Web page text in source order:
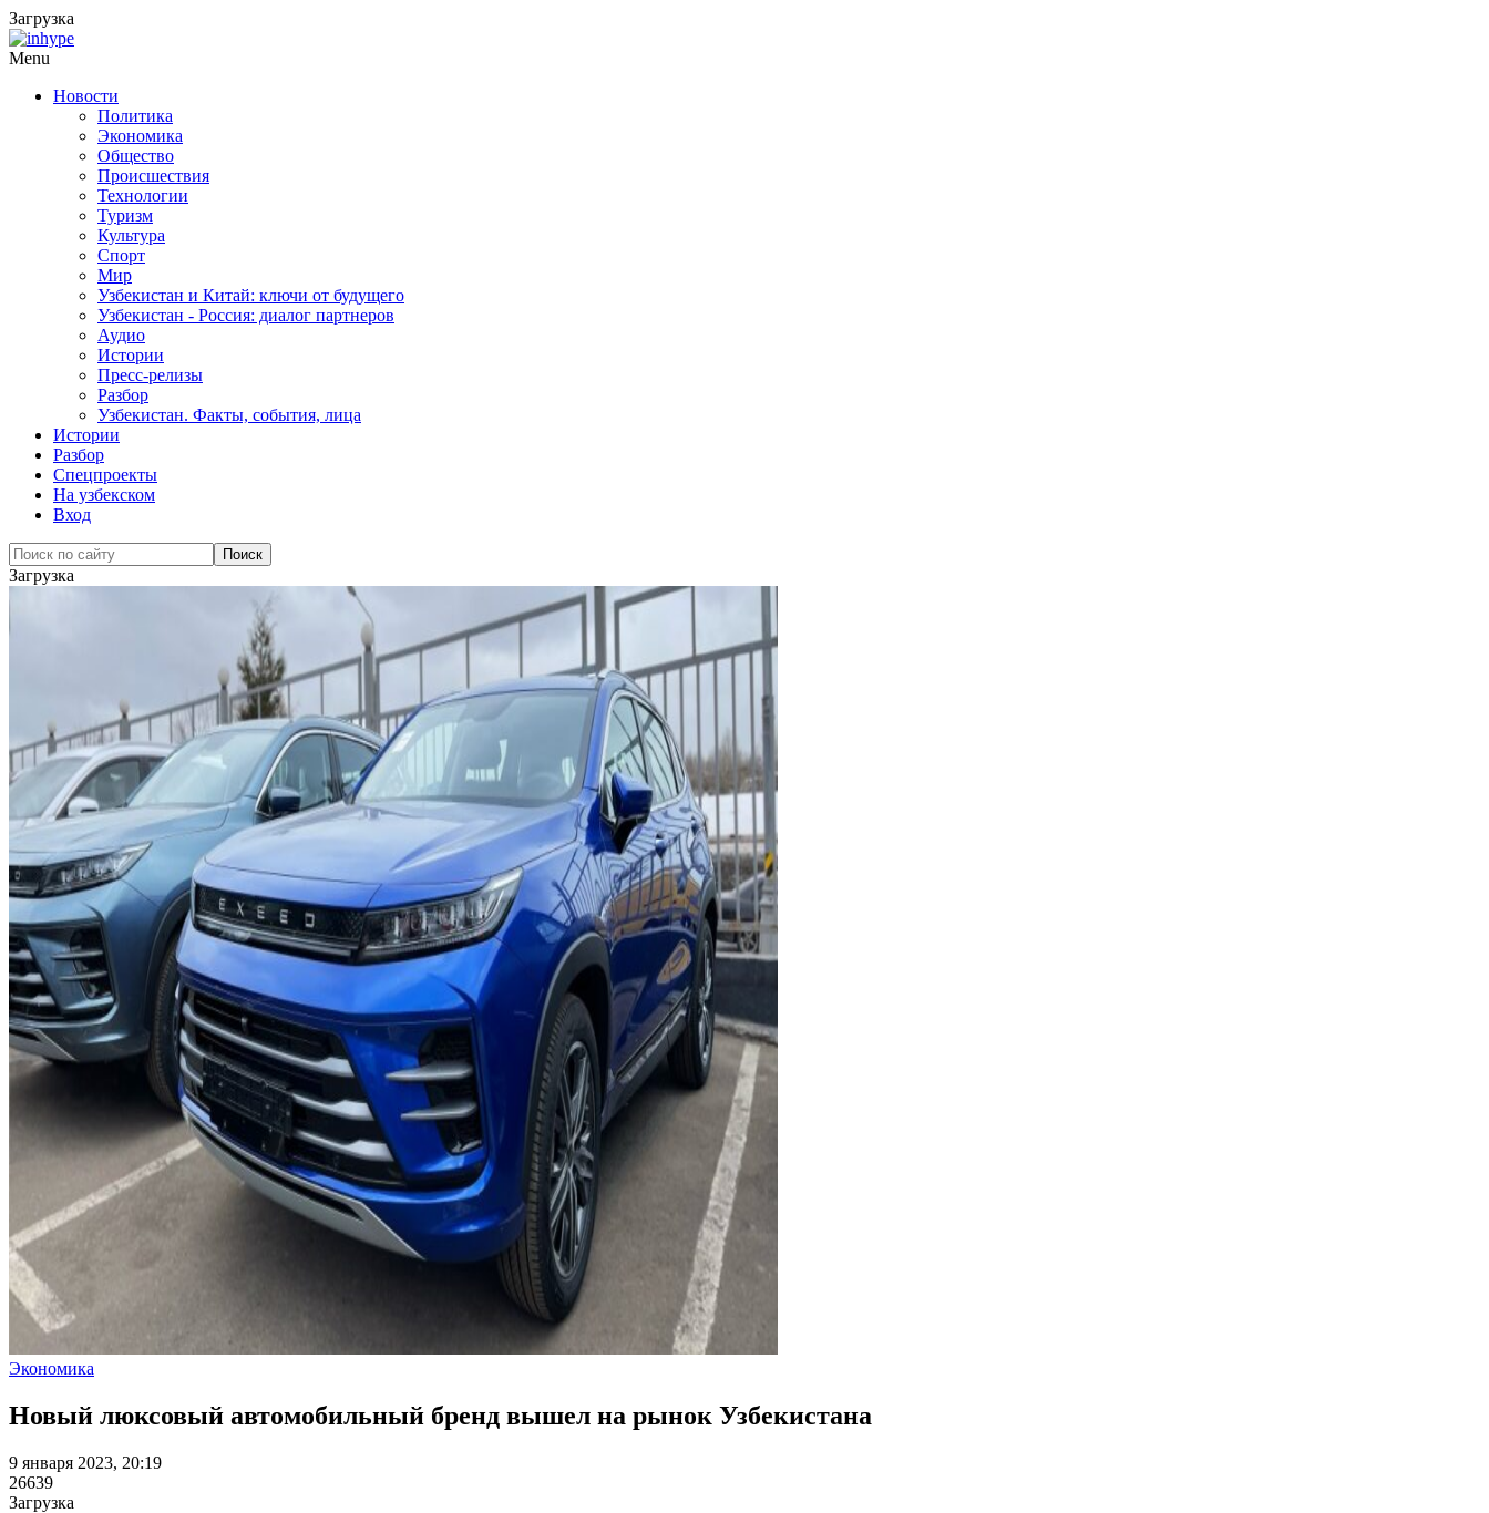
Загрузка
Menu
Новости
Политика
Экономика
Общество
Происшествия
Технологии
Туризм
Культура
Спорт
Мир
Узбекистан и Китай: ключи от будущего
Узбекистан - Россия: диалог партнеров
Аудио
Истории
Пресс-релизы
Разбор
Узбекистан. Факты, события, лица
Истории
Разбор
Спецпроекты
На узбекском
Вход
Загрузка
Экономика
Новый люксовый автомобильный бренд вышел на рынок Узбекистана
9 января 2023, 20:19
26639
Загрузка